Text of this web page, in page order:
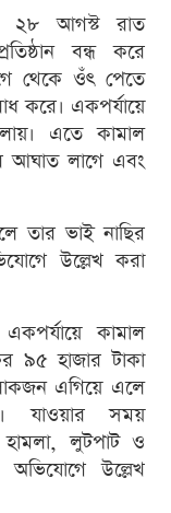
২৮ আগস্ট রাত
বন্ধ করে
থেকে ওঁৎ পেতে
করে। একপর্যায়ে
এতে কামাল
আঘাত লাগে এবং
তার ভাই নাছির
উল্লেখ করা
কামাল
৯৫ হাজার টাকা
এগিয়ে এলে
যাওয়ার সময়
হামলা, লুটপাট ও
উল্লেখ